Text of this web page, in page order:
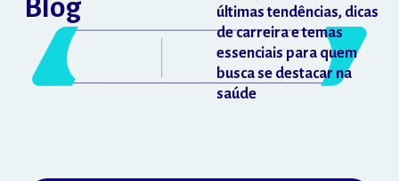
Blog
últimas tendências, dicas
de carreira e temas
essenciais para quem
busca se destacar na
saúde